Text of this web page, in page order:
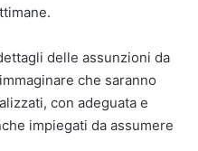
delle assunzioni da
che saranno
con adeguata e
impiegati da assumere